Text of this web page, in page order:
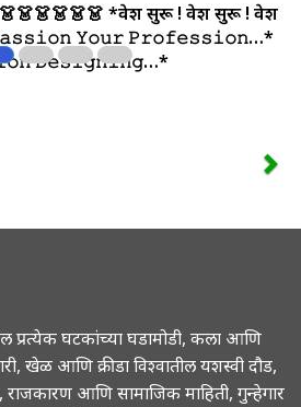
*प्रवेश सुरू ! प्रवेश सुरू ! प्रवेश
𝚈𝚘𝚞𝚛 𝙿𝚛𝚘𝚏𝚎𝚜𝚜𝚒𝚘𝚗…*
𝙳𝚎𝚜𝚒𝚐𝚗𝚒𝚗𝚐…*
प्रत्येक घटकांच्या घडामोडी, कला आणि
खेळ आणि क्रीडा विश्वातील यशस्वी दौड,
आणि सामाजिक माहिती, गुन्हेगार